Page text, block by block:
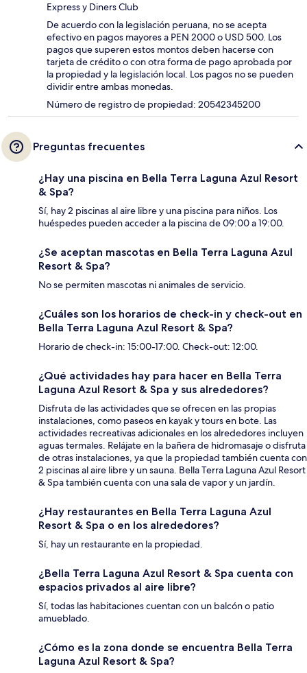
Express y Diners Club
De acuerdo con la legislación peruana, no se acepta
efectivo en pagos mayores a PEN 2000 o USD 500. Los
pagos que superen estos montos deben hacerse con
tarjeta de crédito o con otra forma de pago aprobada por
la propiedad y la legislación local. Los pagos no se pueden
dividir entre ambas monedas.
Número de registro de propiedad: 20542345200
Preguntas frecuentes
¿Hay una piscina en Bella Terra Laguna Azul Resort
& Spa?
Sí, hay 2 piscinas al aire libre y una piscina para niños. Los
huéspedes pueden acceder a la piscina de 09:00 a 19:00.
¿Se aceptan mascotas en Bella Terra Laguna Azul
Resort & Spa?
No se permiten mascotas ni animales de servicio.
¿Cuáles son los horarios de check-in y check-out en
Bella Terra Laguna Azul Resort & Spa?
Horario de check-in: 15:00-17:00. Check-out: 12:00.
¿Qué actividades hay para hacer en Bella Terra
Laguna Azul Resort & Spa y sus alrededores?
Disfruta de las actividades que se ofrecen en las propias
instalaciones, como paseos en kayak y tours en bote. Las
actividades recreativas adicionales en los alrededores incluyen
aguas termales. Relájate en la bañera de hidromasaje o disfruta
de otras instalaciones, ya que la propiedad también cuenta con
2 piscinas al aire libre y un sauna. Bella Terra Laguna Azul Resort
& Spa también cuenta con una sala de vapor y un jardín.
¿Hay restaurantes en Bella Terra Laguna Azul
Resort & Spa o en los alrededores?
Sí, hay un restaurante en la propiedad.
¿Bella Terra Laguna Azul Resort & Spa cuenta con
espacios privados al aire libre?
Sí, todas las habitaciones cuentan con un balcón o patio
amueblado.
¿Cómo es la zona donde se encuentra Bella Terra
Laguna Azul Resort & Spa?